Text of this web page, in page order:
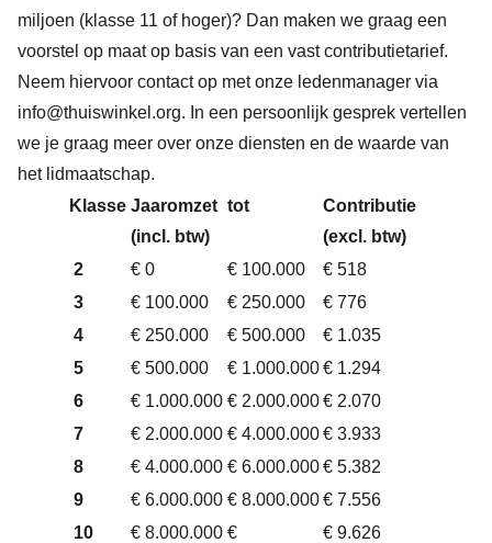
miljoen (klasse 11 of hoger)? Dan maken we graag een
voorstel op maat op basis van een vast contributietarief.
Neem hiervoor contact op met onze ledenmanager via
info@thuiswinkel.org. In een persoonlijk gesprek vertellen
we je graag meer over onze diensten en de waarde van
het lidmaatschap.
Klasse Jaaromzet
(incl. btw)
tot
Contributie
(excl. btw)
2
€ 0 € 100.000
€ 518
3
€ 100.000 € 250.000
€ 776
4
€ 250.000 € 500.000
€ 1.035
5
€ 500.000 € 1.000.000 € 1.294
6
€ 1.000.000 € 2.000.000 € 2.070
7
€ 2.000.000 € 4.000.000 € 3.933
8
€ 4.000.000 € 6.000.000 € 5.382
9
€ 6.000.000 € 8.000.000 € 7.556
10
€ 8.000.000 €
€ 9.626